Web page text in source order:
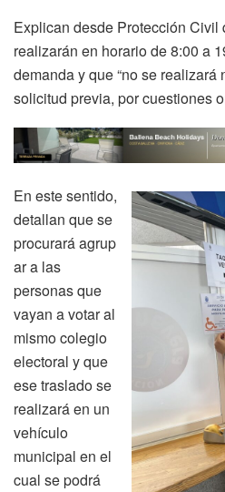
Explican desde Protección Civil
realizarán en horario de 8:00 a
demanda y que “no se realizará
solicitud previa, por cuestiones
En este sentido,
detallan que se
procurará agrup
ar a las
personas que
vayan a votar al
mismo colegio
electoral y que
ese traslado se
realizará en un
vehículo
municipal en el
cual se podrá